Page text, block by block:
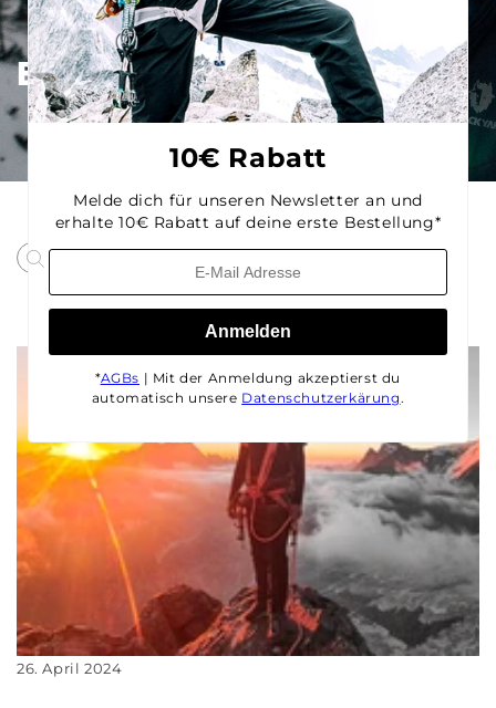
BLACKYAKCIRCLE STORIES
26. April 2024
10€ Rabatt
Melde dich für unseren Newsletter an und
erhalte 10€ Rabatt auf deine erste Bestellung*
Anmelden
*AGBs | Mit der Anmeldung akzeptierst du
automatisch unsere Datenschutzerkärung.